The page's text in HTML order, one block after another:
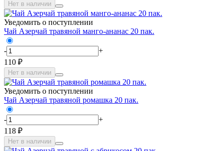
Нет в наличии
Уведомить о поступлении
Чай Азерчай травяной манго-ананас 20 пак.
-
+
110 ₽
Нет в наличии
Уведомить о поступлении
Чай Азерчай травяной ромашка 20 пак.
-
+
118 ₽
Нет в наличии